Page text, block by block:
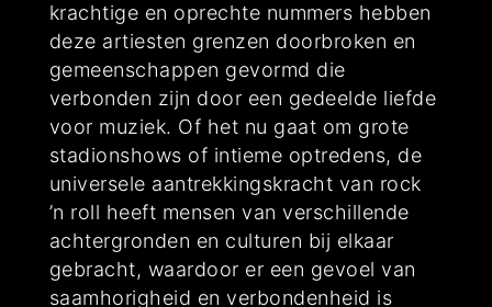
krachtige en oprechte nummers hebben
deze artiesten grenzen doorbroken en
gemeenschappen gevormd die
verbonden zijn door een gedeelde liefde
voor muziek. Of het nu gaat om grote
stadionshows of intieme optredens, de
universele aantrekkingskracht van rock
’n roll heeft mensen van verschillende
achtergronden en culturen bij elkaar
gebracht, waardoor er een gevoel van
saamhorigheid en verbondenheid is